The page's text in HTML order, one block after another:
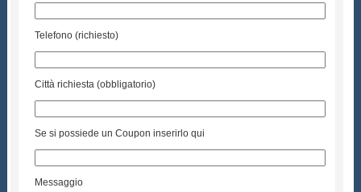
Telefono (richiesto)
Città richiesta (obbligatorio)
Se si possiede un Coupon inserirlo qui
Messaggio